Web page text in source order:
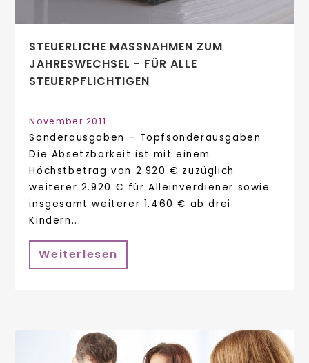
STEUERLICHE MASSNAHMEN ZUM J
AHRESWECHSEL - FÜR ALLE S
TEUERPFLICHTIGEN
November 2011
Sonderausgaben – Topfsonderausgaben
Die Absetzbarkeit ist mit einem
Höchstbetrag von 2.920 € zuzüglich
weiterer 2.920 € für Alleinverdiener sowie
insgesamt weiterer 1.460 € ab drei
Kindern...
Weiterlesen